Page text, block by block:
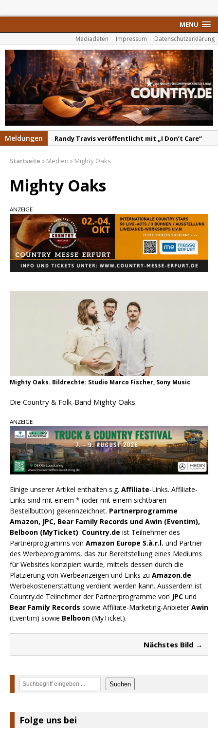
MENU
Mediadaten Impressum Datenschutzerklärung
Meldungen
Randy Travis veröffentlicht mit „I Don’t Care“
Danke für Euer Vertrauen: Country.de erreicht
täglich rund 10.000 Leser
Kacey Musgraves entführt Fans mit neuem
Carter Faith mit brandneuem Musikvideo zu
„Pearl Handled Pistol“
Son Volt – „Sound Signal Serenades“ erscheint
am 28. August
pez veröffentlicht neue Single „Late Night
Sommernächte
Startseite » Medien » Mighty Oaks
Mighty Oaks
ANZEIGE
Mighty Oaks. Bildrechte: Studio Marco Fischer, Sony Music
Die Country & Folk-Band Mighty Oaks.
ANZEIGE
Einige unserer Artikel enthalten s.g. Affiliate-Links. Affiliate-
Links sind mit einem * (oder mit einem sichtbaren
Bestellbutton) gekennzeichnet. Partnerprogramme
Amazon, JPC, Bear Family Records und Awin (Eventim),
Belboon (MyTicket): Country.de ist Teilnehmer des
Partnerprogramms von Amazon Europe S.à.r.l. und Partner
des Werbeprogramms, das zur Bereitstellung eines Mediums
für Websites konzipiert wurde, mittels dessen durch die
Platzierung von Werbeanzeigen und Links zu Amazon.de
Werbekostenerstattung verdient werden kann. Ausserdem ist
Country.de Teilnehmer der Partnerprogramme von JPC und
Bear Family Records sowie Affiliate-Marketing-AnbieterAwin
(Eventim) sowie Belboon (MyTicket).
Nächstes Bild →
Suchen Suchen
Folge uns bei